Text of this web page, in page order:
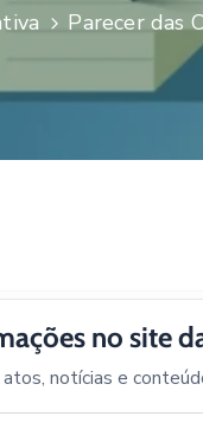
Parecer das
no site
notícias e